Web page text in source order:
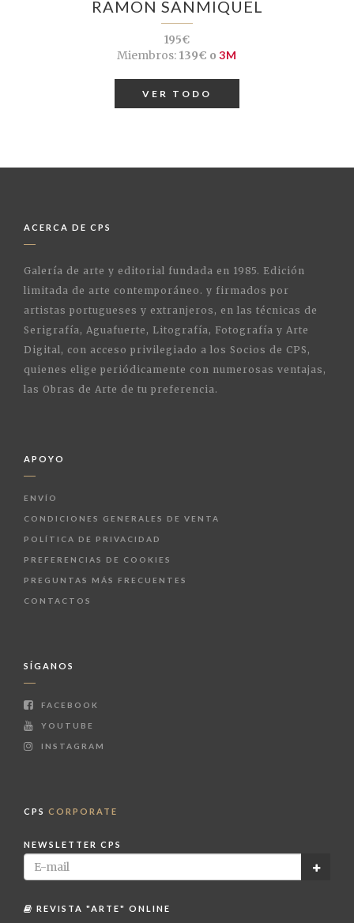
RAMON SANMIQUEL
195€
Miembros: 139€ o 3M
VER TODO
ACERCA DE CPS
Galería de arte y editorial fundada en 1985. Edición
limitada de arte contemporáneo. y firmados por
artistas portugueses y extranjeros, en las técnicas de
Serigrafía, Aguafuerte, Litografía, Fotografía y Arte
Digital, con acceso privilegiado a los Socios de CPS,
quienes elige periódicamente con numerosas ventajas,
las Obras de Arte de tu preferencia.
APOYO
ENVÍO
CONDICIONES GENERALES DE VENTA
POLÍTICA DE PRIVACIDAD
PREFERENCIAS DE COOKIES
PREGUNTAS MÁS FRECUENTES
CONTACTOS
SÍGANOS
FACEBOOK
YOUTUBE
INSTAGRAM
CPS CORPORATE
NEWSLETTER CPS
REVISTA "ARTE" ONLINE